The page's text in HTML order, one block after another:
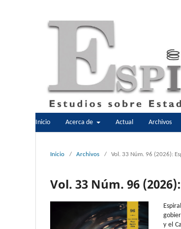
Inicio Acerca de Actual Archivos
Inicio / Archivos / Vol. 33 Núm. 96 (2026):
Vol. 33 Núm. 96
y el